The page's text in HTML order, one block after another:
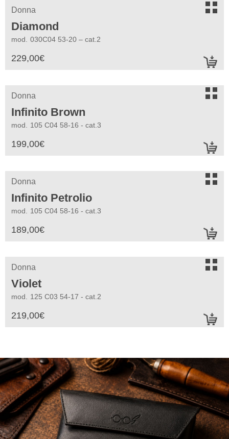
Donna
Diamond
mod. 030C04 53-20 – cat.2
229,00€
s
a
Donna
Infinito Brown
mod. 105 C04 58-16 - cat.3
199,00€
s
a
Donna
Infinito Petrolio
mod. 105 C04 58-16 - cat.3
189,00€
s
a
Donna
Violet
mod. 125 C03 54-17 - cat.2
219,00€
s
a